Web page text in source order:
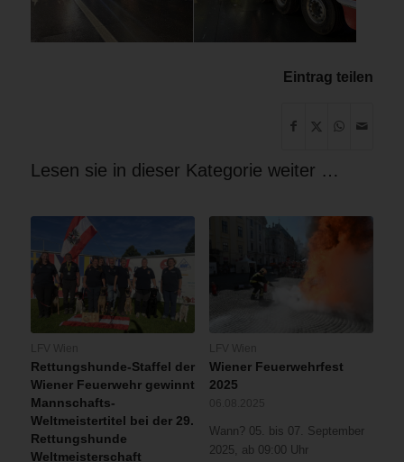
Eintrag teilen
Lesen sie in dieser Kategorie weiter …
Rettungshunde-Staffel der
Wiener Feuerwehr gewinnt
Mannschafts-
Weltmeistertitel bei der 29.
Rettungshunde
Weltmeisterschaft
Wiener Feuerwehrfest
2025
Wann? 05. bis 07. September
2025, ab 09:00 Uhr